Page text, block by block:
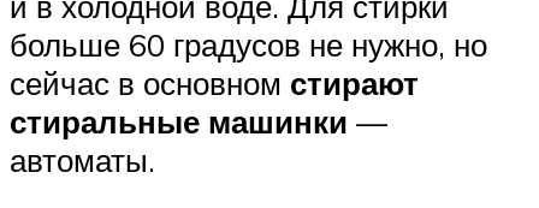
больше 60 градусов не нужно, но
сейчас в основном стирают
стиральные машинки —
автоматы.